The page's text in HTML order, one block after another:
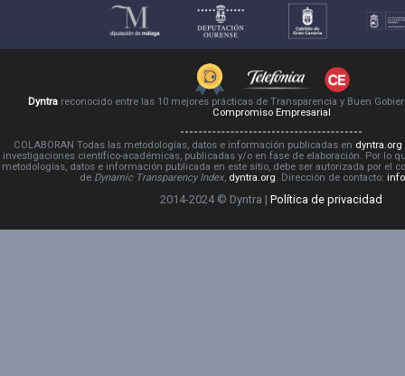
Dyntrareconocido entre las 10 mejores prácticas de Transparencia y Buen
Compromiso Empresarial
COLABORAN Todas las metodologías, datos e información publicadas en dyntra.org
investigaciones científico-académicas, publicadas y/o en fase de elaboración. Por lo
metodologías, datos e información publicada en este sitio, debe ser autorizada por el
de Dynamic Transparency Index, dyntra.org. Dirección de contacto:
2014-2024 © Dyntra | Política de privacidad